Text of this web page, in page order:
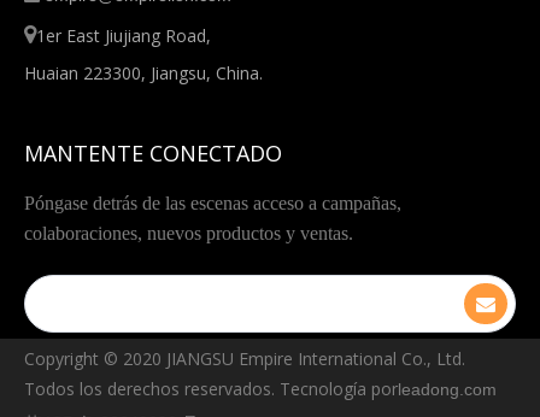
1er East Jiujiang Road,
Huaian 223300, Jiangsu, China.
MANTENTE CONECTADO
Póngase detrás de las escenas acceso a campañas,
colaboraciones, nuevos productos y ventas.
Copyright © ️2020 JIANGSU Empire International Co., Ltd.
Todos los derechos reservados. Tecnología porleadong.com